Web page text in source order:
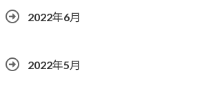
2022年6月
2022年5月